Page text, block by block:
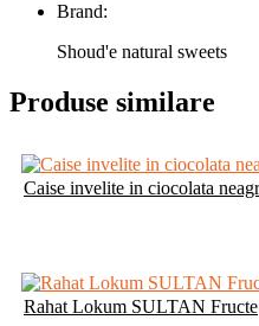
Brand:
Shoud'e natural sweets
Produse similare
Caise invelite in ciocolata
Rahat Lokum SULTAN Fructe